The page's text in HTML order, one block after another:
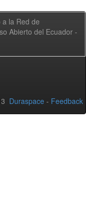
la Red de
Abierto del Ecuador -
Duraspace - Feedback